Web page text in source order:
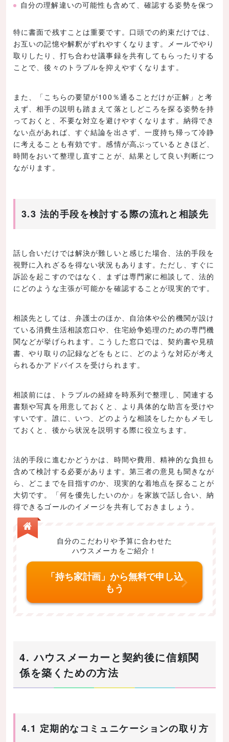
自分の理解違いの可能性も含めて、確認する姿勢を保つ
特に書面で残すことは重要です。口頭での約束だけでは、
お互いの記憶や解釈がずれやすくなります。メールでやり
取りしたり、打ち合わせ議事録を共有してもらったりする
ことで、後々のトラブルを抑えやすくなります。
また、「こちらの要望が100％通ることだけが正解」と考
えず、相手の説明も踏まえて落としどころを探る姿勢を持
っておくと、不要な対立を避けやすくなります。納得でき
ない点があれば、すぐ結論を出さず、一度持ち帰って冷静
に考えることも有効です。感情が高ぶっているときほど、
時間をおいて整理し直すことが、結果として良い判断につ
ながります。
3.3 法的手段を検討する際の流れと相談先
話し合いだけでは解決が難しいと感じた場合、法的手段を
視野に入れざるを得ない状況もあります。ただし、すぐに
訴訟を起こすのではなく、まずは専門家に相談して、法的
にどのような主張が可能かを確認することが現実的です。
相談先としては、弁護士のほか、自治体や公的機関が設け
ている消費生活相談窓口や、住宅紛争処理のための専門機
関などが挙げられます。こうした窓口では、契約書や見積
書、やり取りの記録などをもとに、どのような対応が考え
られるかアドバイスを受けられます。
相談前には、トラブルの経緯を時系列で整理し、関連する
書類や写真を用意しておくと、より具体的な助言を受けや
すいです。誰に、いつ、どのような相談をしたかもメモし
ておくと、後から状況を説明する際に役立ちます。
法的手段に進むかどうかは、時間や費用、精神的な負担も
含めて検討する必要があります。第三者の意見も聞きなが
ら、どこまでを目指すのか、現実的な着地点を探ることが
大切です。「何を優先したいのか」を家族で話し合い、納
得できるゴールのイメージを共有しておきましょう。
自分のこだわりや予算に合わせた
ハウスメーカをご紹介！
「持ち家計画」から無料で申し込
もう
4. ハウスメーカーと契約後に信頼関
係を築くための方法
4.1 定期的なコミュニケーションの取り方